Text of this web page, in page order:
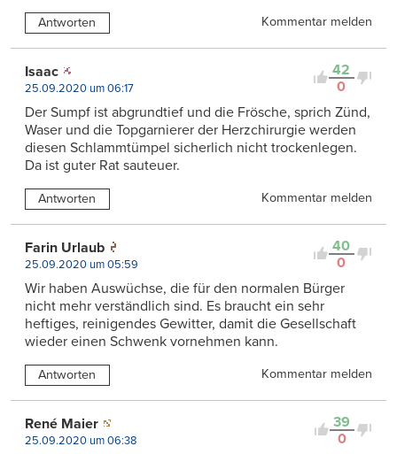
Antworten Kommentar melden
42
0
Isaac
25.09.2020 um 06:17
Der Sumpf ist abgrundtief und die Frösche, sprich Zünd,
Waser und die Topgarnierer der Herzchirurgie werden
diesen Schlammtümpel sicherlich nicht trockenlegen.
Da ist guter Rat sauteuer.
Antworten Kommentar melden
40
0
Farin Urlaub
25.09.2020 um 05:59
Wir haben Auswüchse, die für den normalen Bürger
nicht mehr verständlich sind. Es braucht ein sehr
heftiges, reinigendes Gewitter, damit die Gesellschaft
wieder einen Schwenk vornehmen kann.
Antworten Kommentar melden
39
0
René Maier
25.09.2020 um 06:38